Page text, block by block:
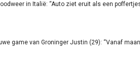
in Italië: “Auto ziet eruit als een
game van Groninger Justin (29): “Vanaf